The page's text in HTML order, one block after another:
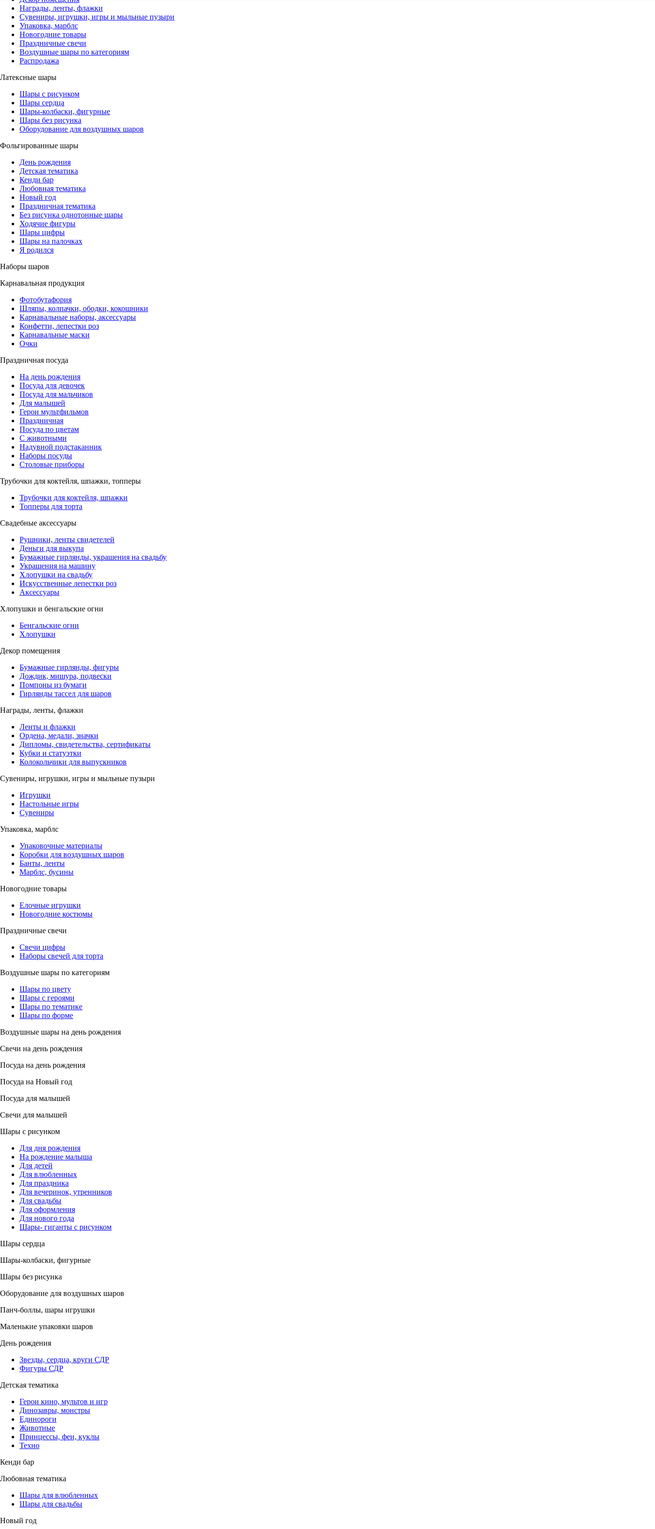
Награды, ленты, флажки
Сувениры, игрушки, игры и мыльные пузыри
Упаковка, марблс
Новогодние товары
Праздничные свечи
Воздушные шары по категориям
Распродажа
Латексные шары
Шары с рисунком
Шары сердца
Шары-колбаски, фигурные
Шары без рисунка
Оборудование для воздушных шаров
Фольгированные шары
День рождения
Детская тематика
Кенди бар
Любовная тематика
Новый год
Праздничная тематика
Без рисунка однотонные шары
Ходячие фигуры
Шары цифры
Шары на палочках
Я родился
Наборы шаров
Карнавальная продукция
Фотобутафория
Шляпы, колпачки, ободки, кокошники
Карнавальные наборы, аксессуары
Конфетти, лепестки роз
Карнавальные маски
Очки
Праздничная посуда
На день рождения
Посуда для девочек
Посуда для мальчиков
Для малышей
Герои мультфильмов
Праздничная
Посуда по цветам
С животными
Надувной подстаканник
Наборы посуды
Столовые приборы
Трубочки для коктейля, шпажки, топперы
Трубочки для коктейля, шпажки
Топперы для торта
Свадебные аксессуары
Рушники, ленты свидетелей
Деньги для выкупа
Бумажные гирлянды, украшения на свадьбу
Украшения на машину
Хлопушки на свадьбу
Искусственные лепестки роз
Аксессуары
Хлопушки и бенгальские огни
Бенгальские огни
Хлопушки
Декор помещения
Бумажные гирлянды, фигуры
Дождик, мишура, подвески
Помпоны из бумаги
Гирлянды тассел для шаров
Награды, ленты, флажки
Ленты и флажки
Ордена, медали, значки
Дипломы, свидетельства, сертификаты
Кубки и статуэтки
Колокольчики для выпускников
Сувениры, игрушки, игры и мыльные пузыри
Игрушки
Настольные игры
Сувениры
Упаковка, марблс
Упаковочные материалы
Коробки для воздушных шаров
Банты, ленты
Марблс, бусины
Новогодние товары
Елочные игрушки
Новогодние костюмы
Праздничные свечи
Свечи цифры
Наборы свечей для торта
Воздушные шары по категориям
Шары по цвету
Шары с героями
Шары по тематике
Шары по форме
Воздушные шары на день рождения
Свечи на день рождения
Посуда на день рождения
Посуда на Новый год
Посуда для малышей
Свечи для малышей
Шары с рисунком
Для дня рождения
На рождение малыша
Для детей
Для влюбленных
Для праздника
Для вечеринок, утренников
Для свадьбы
Для оформления
Для нового года
Шары- гиганты с рисунком
Шары сердца
Шары-колбаски, фигурные
Шары без рисунка
Оборудование для воздушных шаров
Панч-боллы, шары игрушки
Маленькие упаковки шаров
День рождения
Звезды, сердца, круги СДР
Фигуры СДР
Детская тематика
Герои кино, мультов и игр
Динозавры, монстры
Единороги
Животные
Принцессы, феи, куклы
Техно
Кенди бар
Любовная тематика
Шары для влюбленных
Шары для свадьбы
Новый год